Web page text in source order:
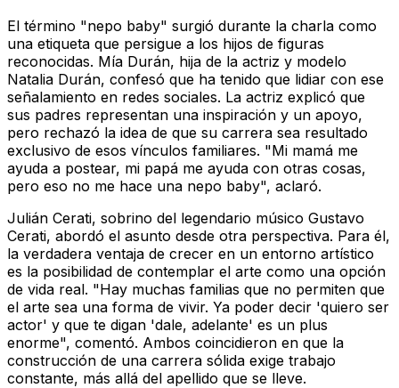
El término "nepo baby" surgió durante la charla como
una etiqueta que persigue a los hijos de figuras
reconocidas. Mía Durán, hija de la actriz y modelo
Natalia Durán, confesó que ha tenido que lidiar con ese
señalamiento en redes sociales. La actriz explicó que
sus padres representan una inspiración y un apoyo,
pero rechazó la idea de que su carrera sea resultado
exclusivo de esos vínculos familiares. "Mi mamá me
ayuda a postear, mi papá me ayuda con otras cosas,
pero eso no me hace una nepo baby", aclaró.
Julián Cerati, sobrino del legendario músico Gustavo
Cerati, abordó el asunto desde otra perspectiva. Para él,
la verdadera ventaja de crecer en un entorno artístico
es la posibilidad de contemplar el arte como una opción
de vida real. "Hay muchas familias que no permiten que
el arte sea una forma de vivir. Ya poder decir 'quiero ser
actor' y que te digan 'dale, adelante' es un plus
enorme", comentó. Ambos coincidieron en que la
construcción de una carrera sólida exige trabajo
constante, más allá del apellido que se lleve.